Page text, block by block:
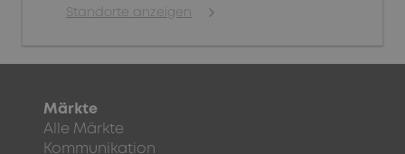
Standorte anzeigen
Märkte
Alle Märkte
Kommunikation